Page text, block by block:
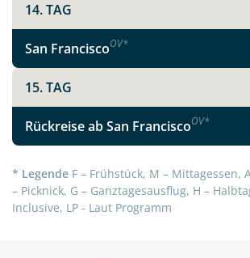
14. TAG
San FranciscoOV*
15. TAG
Rückreise ab San FranciscoOV*
* Legende F – Frühstück, M – Mittagessen,
– Picknick, G – Ganztagesausflug, H –
Inclusive, LP - Laut Programm